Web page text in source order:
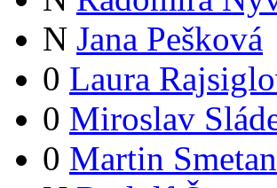
N Jana Pešková
0 Laura
0 Miroslav
0 Martin